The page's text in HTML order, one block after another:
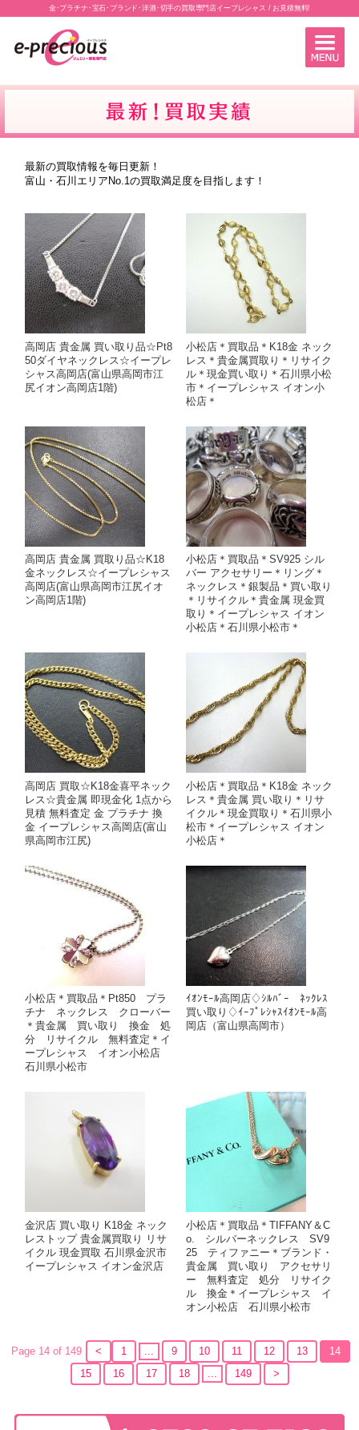
金･プラチナ･宝石･ブランド･洋酒･切手の買取専門店イープレシャス / お見積無料!
最新の買取情報を毎日更新！
富山・石川エリアNo.1の買取満足度を目指します！
高岡店 貴金属 買い取り品☆Pt8
50ダイヤネックレス☆イープレ
シャス高岡店(富山県高岡市江
尻イオン高岡店1階)
小松店＊買取品＊K18金 ネック
レス＊貴金属買取り＊リサイク
ル＊現金買い取り＊石川県小松
市＊イープレシャス イオン小
松店＊
高岡店 貴金属 買取り品☆K18
金ネックレス☆イープレシャス
高岡店(富山県高岡市江尻イオ
ン高岡店1階)
小松店＊買取品＊SV925 シル
バー アクセサリー＊リング＊
ネックレス＊銀製品＊買い取り
＊リサイクル＊貴金属 現金買
取り＊イープレシャス イオン
小松店＊石川県小松市＊
高岡店 買取☆K18金喜平ネック
レス☆貴金属 即現金化 1点から
見積 無料査定 金 プラチナ 換
金 イープレシャス高岡店(富山
県高岡市江尻)
小松店＊買取品＊K18金 ネック
レス＊貴金属 買い取り＊リサ
イクル＊現金買取り＊石川県小
松市＊イープレシャス イオン
小松店＊
小松店＊買取品＊Pt850 プラ
チナ ネックレス クローバー
＊貴金属 買い取り 換金 処
分 リサイクル 無料査定＊イ
ープレシャス イオン小松店
石川県小松市
ｲｵﾝﾓｰﾙ高岡店♢ｼﾙﾊﾞｰ ﾈｯｸﾚｽ
買い取り♢ｲｰﾌﾟﾚｼｬｽｲｵﾝﾓｰﾙ高
岡店（富山県高岡市）
金沢店 買い取り K18金 ネック
レストップ 貴金属買取り リサ
イクル 現金買取 石川県金沢市
イープレシャス イオン金沢店
小松店＊買取品＊TIFFANY＆C
o. シルバーネックレス SV9
25 ティファニー＊ブランド・
貴金属 買い取り アクセサリ
ー 無料査定 処分 リサイク
ル 換金＊イープレシャス イ
オン小松店 石川県小松市
Page 14 of 149 < 1 9 10 11 12 13
14
15
16 17 18 149 >